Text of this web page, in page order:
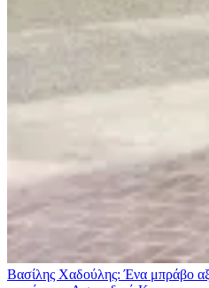
Βασίλης Χαδούλης: Ένα μπράβο